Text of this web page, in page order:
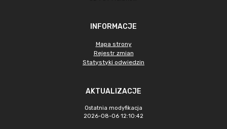
INFORMACJE
Mapa strony
Rejestr zmian
Statystyki odwiedzin
AKTUALIZACJE
Ostatnia modyfikacja
2026-08-06 12:10:42